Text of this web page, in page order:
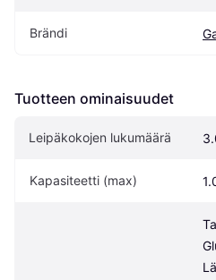
Brändi
Tuotteen ominaisuudet
Leipäkokojen lukumäärä
Kapasiteetti (max)